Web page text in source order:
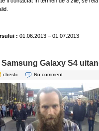
: 01.06.2013 – 01.07.2013
Galaxy S4
chestii No comment